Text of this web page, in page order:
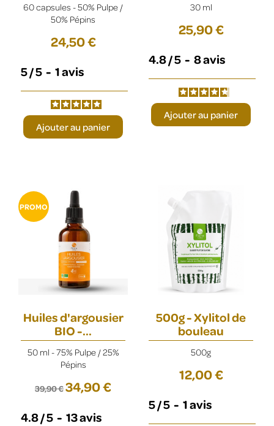
60 capsules - 50% Pulpe /
50% Pépins
24,50 €
5/5 - 1avis
Ajouter au panier
30 ml
25,90 €
4.8/5 - 8avis
Ajouter au panier
Huiles d'argousier
BIO -...
50 ml - 75% Pulpe / 25%
Pépins
39,90 €34,90 €
4.8/5 - 13avis
PROMO
500g - Xylitol de
bouleau
500g
12,00 €
5/5 - 1avis